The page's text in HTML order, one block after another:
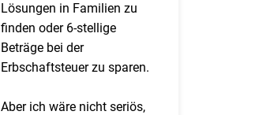
Lösungen in Familien zu
finden oder 6-stellige
Beträge bei der
Erbschaftsteuer zu sparen.
Aber ich wäre nicht seriös,